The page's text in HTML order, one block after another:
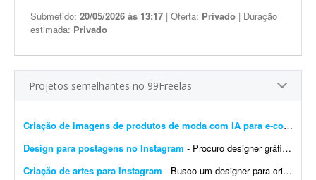
Submetido: 20/05/2026 às 13:17 | Oferta: Privado | Duração
estimada: Privado
Projetos semelhantes no 99Freelas
Criação de imagens de produtos de moda com IA para e-commerce
Design para postagens no Instagram - Procuro designer gráfico para me ajudar nas postagens do meu Instagram profissional. Algumas já foram feitas por mim, mas precisam ser melhoradas. Algumas pretendo manter como est&ati...
Criação de artes para Instagram - Busco um designer para criação de artes para o Instagram. O designer receberá um calendário editorial já pronto, com direcionamento de headlines, subheadlines e ...